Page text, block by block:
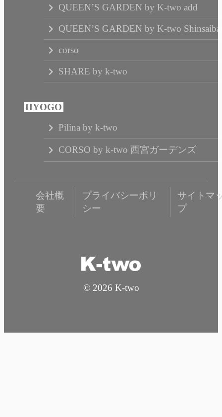
QUEEN’S GARDEN by K-two add
QUEEN’S GARDEN by K-two
corso
SHARE by k-two
Pilina by k-two
CORSO by k-two 西宮ガーデンズ
会社概
要
プライバシーポリ
シー
サイトマ
プ
© 2026 K-two